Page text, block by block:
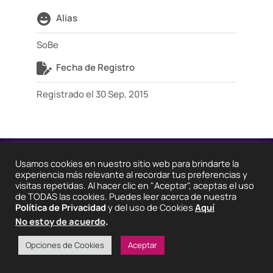
Alias
SoBe
Fecha de Registro
Registrado el 30 Sep, 2015
2025 © Degeneraciónx.com | Anime, Games & Nothing
Else
Quiénes
Somos
Condiciones De
Uso
Políticas De
Privacidad
¡Colabora!
Usamos cookies en nuestro sitio web para brindarte la
experiencia más relevante al recordar tus preferencias y
visitas repetidas. Al hacer clic en "Aceptar", aceptas el uso
de TODAS las cookies. Puedes leer acerca de nuestra
Política de Privacidad y del uso de Cookies Aquí
No estoy de acuerdo.
Opciones de Cookies Aceptar